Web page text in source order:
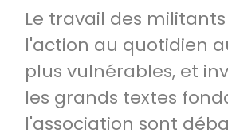
Le travail des
l'action au quotidien
plus vulnérables, et
les grands textes
l'association sont